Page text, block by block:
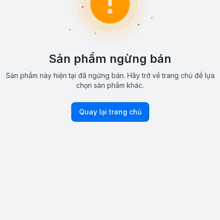
Sản phẩm ngừng bán
Sản phẩm này hiện tại đã ngừng bán. Hãy trở về trang chủ để lựa
chọn sản phẩm khác.
Quay lại trang chủ